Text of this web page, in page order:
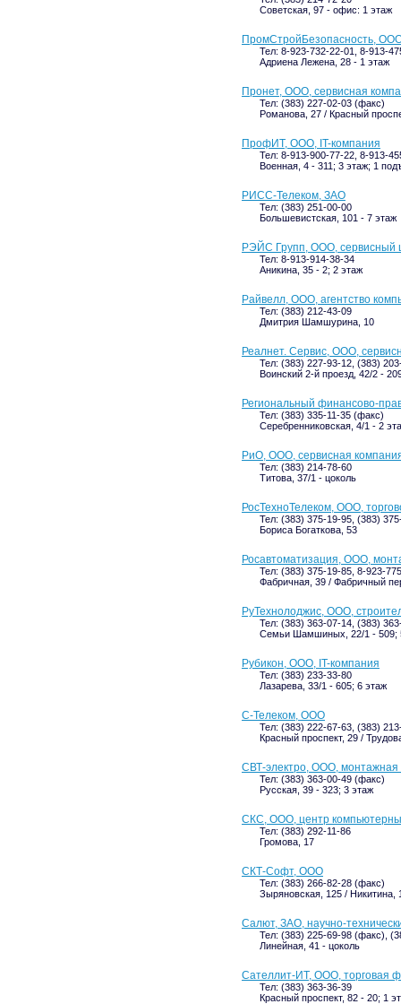
Советская, 97 - офис: 1 этаж
ПромСтройБезопасность,
Тел: 8-923-732-22-01, 8-913-
Адриена Лежена, 28 - 1 этаж
Пронет, ООО, сервисная
Тел: (383) 227-02-03 (факс)
Романова, 27 / Красный
ПрофИТ, ООО, IT-компания
Тел: 8-913-900-77-22, 8-913-
Военная, 4 - 311; 3 этаж; 1
РИСС-Телеком, ЗАО
Тел: (383) 251-00-00
Большевистская, 101 - 7 этаж
РЭЙС Групп, ООО, сервисный
Тел: 8-913-914-38-34
Аникина, 35 - 2; 2 этаж
Райвелл, ООО, агентство
Тел: (383) 212-43-09
Дмитрия Шамшурина, 10
Реалнет. Сервис, ООО,
Тел: (383) 227-93-12, (383)
Воинский 2-й проезд, 42/2 -
Региональный финансово-
Тел: (383) 335-11-35 (факс)
Серебренниковская, 4/1 - 2
РиО, ООО, сервисная
Тел: (383) 214-78-60
Титова, 37/1 - цоколь
РосТехноТелеком, ООО,
Тел: (383) 375-19-95, (383)
Бориса Богаткова, 53
Росавтоматизация, ООО,
Тел: (383) 375-19-85, 8-923-
Фабричная, 39 / Фабричный
РуТехнолоджис, ООО,
Тел: (383) 363-07-14, (383)
Семьи Шамшиных, 22/1 - 509;
Рубикон, ООО, IT-компания
Тел: (383) 233-33-80
Лазарева, 33/1 - 605; 6 этаж
С-Телеком, ООО
Тел: (383) 222-67-63, (383)
Красный проспект, 29 /
СВТ-электро, ООО, монтажная
Тел: (383) 363-00-49 (факс)
Русская, 39 - 323; 3 этаж
СКС, ООО, центр
Тел: (383) 292-11-86
Громова, 17
СКТ-Софт, ООО
Тел: (383) 266-82-28 (факс)
Зыряновская, 125 / Никитина,
Салют, ЗАО, научно-
Тел: (383) 225-69-98 (факс),
Линейная, 41 - цоколь
Сателлит-ИТ, ООО, торговая
Тел: (383) 363-36-39
Красный проспект, 82 - 20; 1